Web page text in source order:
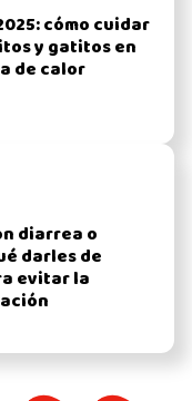
cómo cuidar
y gatitos en
de calor
diarrea o
darles de
evitar la